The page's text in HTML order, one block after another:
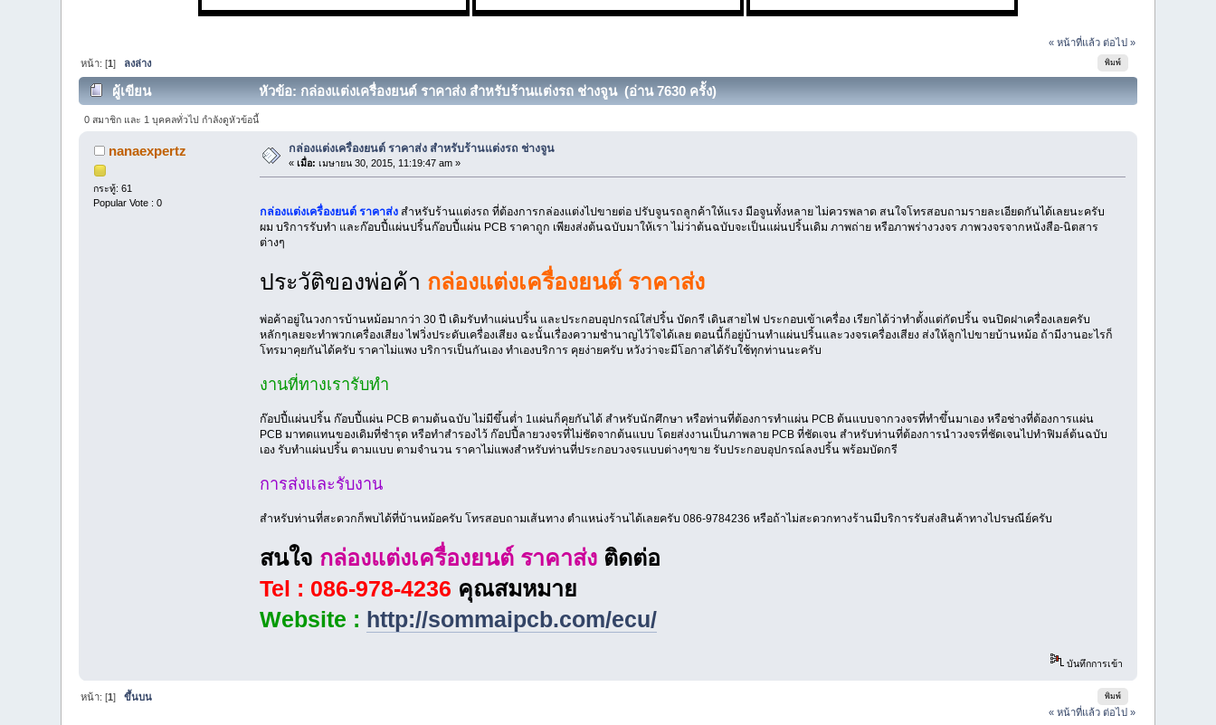
« หน้าที่แล้ว ต่อไป »
พิมพ์
หน้า: [1] ลงล่าง
ผู้เขียน หัวข้อ: กล่องแต่งเครื่องยนต์ ราคาส่ง สำหรับร้านแต่งรถ ช่างจูน (อ่าน 7630 ครั้ง)
0 สมาชิก และ 1 บุคคลทั่วไป กำลังดูหัวข้อนี้
nanaexpertz
กระทู้: 61
Popular Vote : 0
กล่องแต่งเครื่องยนต์ ราคาส่ง สำหรับร้านแต่งรถ ช่างจูน
«เมื่อ: เมษายน 30, 2015, 11:19:47 am »
กล่องแต่งเครื่องยนต์ ราคาส่งสำหรับร้านแต่งรถ ที่ต้องการกล่องแต่งไปขายต่อ ปรับจูนรถลูกค้าให้แรง มือจูนทั้งหลาย ไม่ควรพลาด สนใจโทรสอบถามรายละเอียดกันได้เลยนะครับ
ผม บริการรับทำ และก๊อบปี้แผ่นปริ้นก๊อบปี้แผ่น PCB ราคาถูก เพียงส่งต้นฉบับมาให้เรา ไม่ว่าต้นฉบับจะเป็นแผ่นปริ้นเดิม ภาพถ่าย หรือภาพร่างวงจร ภาพวงจรจากหนังสือ-นิตสาร
ต่างๆ
ประวัติของพ่อค้า กล่องแต่งเครื่องยนต์ ราคาส่ง
พ่อค้าอยู่ในวงการบ้านหม้อมากว่า 30 ปี เดิมรับทำแผ่นปริ้น และประกอบอุปกรณ์ใส่ปริ้น บัดกรี เดินสายไฟ ประกอบเข้าเครื่อง เรียกได้ว่าทำตั้งแต่กัดปริ้น จนปิดฝาเครื่องเลยครับ
หลักๆเลยจะทำพวกเครื่องเสียง ไฟวิ่งประดับเครื่องเสียง ฉะนั้นเรื่องความชำนาญไว้ใจได้เลย ตอนนี้ก็อยู่บ้านทำแผ่นปริ้นและวงจรเครื่องเสียง ส่งให้ลูกไปขายบ้านหม้อ ถ้ามีงานอะไรก็
โทรมาคุยกันได้ครับ ราคาไม่แพง บริการเป็นกันเอง ทำเองบริการ คุยง่ายครับ หวังว่าจะมีโอกาสได้รับใช้ทุกท่านนะครับ
งานที่ทางเรารับทำ
ก๊อปปี้แผ่นปริ้น ก๊อบปี้แผ่น PCB ตามต้นฉบับ ไม่มีขึ้นต่ำ 1แผ่นก็คุยกันได้ สำหรับนักศึกษา หรือท่านที่ต้องการทำแผ่น PCB ต้นแบบจากวงจรที่ทำขึ้นมาเอง หรือช่างที่ต้องการแผ่น
PCB มาทดแทนของเดิมที่ชำรุด หรือทำสำรองไว้ ก๊อปปี้ลายวงจรที่ไม่ชัดจากต้นแบบ โดยส่งงานเป็นภาพลาย PCB ที่ชัดเจน สำหรับท่านที่ต้องการนำวงจรที่ชัดเจนไปทำฟิมล์ต้นฉบับ
เอง รับทำแผ่นปริ้น ตามแบบ ตามจำนวน ราคาไม่แพงสำหรับท่านที่ประกอบวงจรแบบต่างๆขาย รับประกอบอุปกรณ์ลงปริ้น พร้อมบัดกรี
การส่งและรับงาน
สำหรับท่านที่สะดวกก็พบได้ที่บ้านหม้อครับ โทรสอบถามเส้นทาง ตำแหน่งร้านได้เลยครับ 086-9784236 หรือถ้าไม่สะดวกทางร้านมีบริการรับส่งสินค้าทางไปรษณีย์ครับ
สนใจ กล่องแต่งเครื่องยนต์ ราคาส่งติดต่อ
Tel : 086-978-4236 คุณสมหมาย
Website : http://sommaipcb.com/ecu/
บันทึกการเข้า
พิมพ์
หน้า: [1]ขึ้นบน
« หน้าที่แล้ว ต่อไป »